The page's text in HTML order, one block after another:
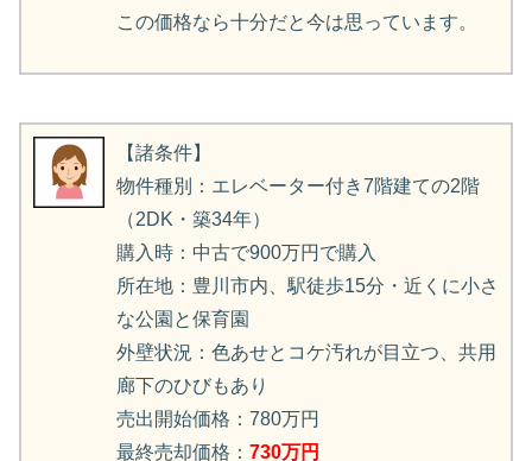
この価格なら十分だと今は思っています。
【諸条件】
物件種別：エレベーター付き7階建ての2階
（2DK・築34年）
購入時：中古で900万円で購入
所在地：豊川市内、駅徒歩15分・近くに小さ
な公園と保育園
外壁状況：色あせとコケ汚れが目立つ、共用
廊下のひびもあり
売出開始価格：780万円
最終売却価格： 730万円